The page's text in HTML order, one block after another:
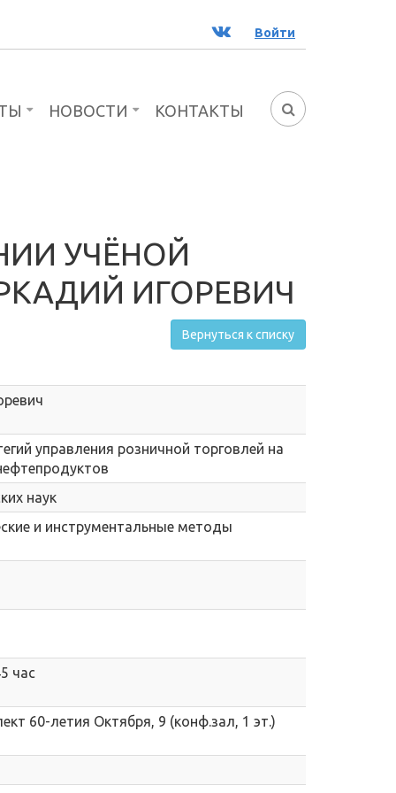
ВК Войти
ФОРМА
НОВОСТИ КОНТАКТЫ
УЧЁНОЙ
ИГОРЕВИЧ
Вернуться к списку
управления розничной торговлей на
наук
и инструментальные методы
час
60-летия Октября, 9 (конф.зал, 1 эт.)